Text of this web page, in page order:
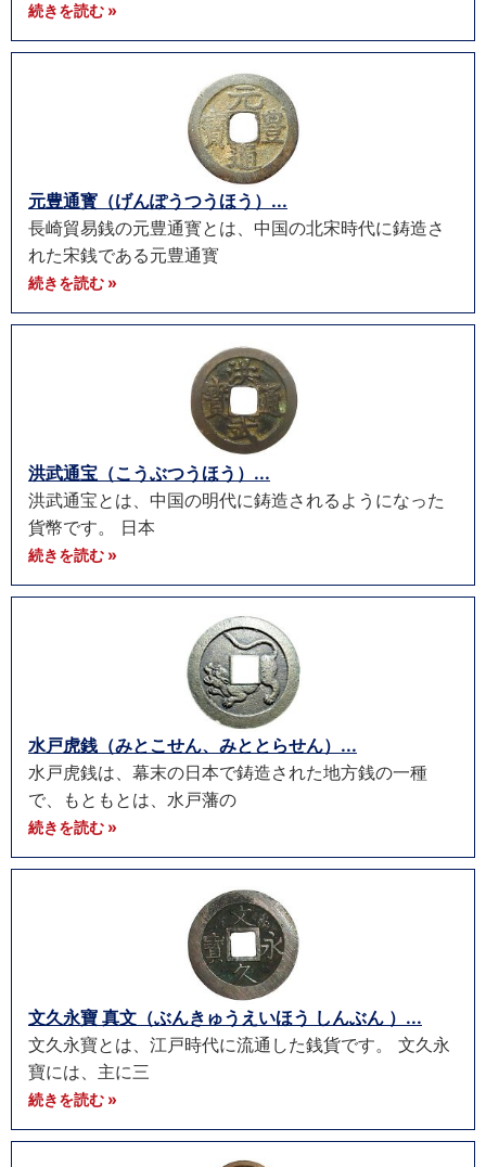
続きを読む »
元豊通寳（げんぽうつうほう）...
長崎貿易銭の元豊通寳とは、中国の北宋時代に鋳造さ
れた宋銭である元豊通寳
続きを読む »
洪武通宝（こうぶつうほう）...
洪武通宝とは、中国の明代に鋳造されるようになった
貨幣です。 日本
続きを読む »
水戸虎銭（みとこせん、みととらせん）...
水戸虎銭は、幕末の日本で鋳造された地方銭の一種
で、もともとは、水戸藩の
続きを読む »
文久永寶 真文（ぶんきゅうえいほう しんぶん ）...
文久永寶とは、江戸時代に流通した銭貨です。 文久永
寶には、主に三
続きを読む »